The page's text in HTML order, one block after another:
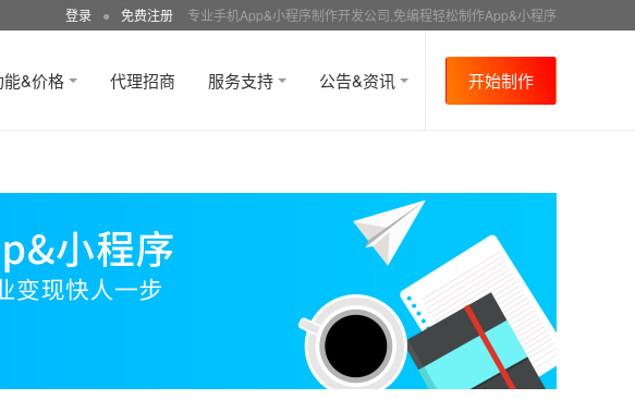
登录 ● 免费注册 专业手机App&小程序制作开发公司,免编程轻松制作App&小程序
能&价格 代理招商 服务支持 公告&资讯 开始制作